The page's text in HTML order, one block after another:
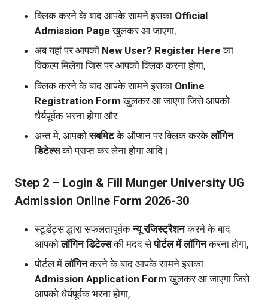
क्लिक करने के बाद आपके सामने इसका Official
Admission Page खुलकर आ जाएगा,
अब यहां पर आपको New User? Register Here का
विकल्प मिलेगा जिस पर आपको क्लिक करना होगा,
क्लिक करने के बाद आपके सामने इसका Online
Registration Form खुलकर आ जाएगा जिसे आपको
धैर्यपूर्वक भरना होगा और
अन्त मे, आपकोसबमिटके ऑप्शन पर क्लिक करकेलॉगिन
डिटेल्सको प्राप्त कर लेना होगा आदि।
Step 2 – Login & Fill Munger University UG
Admission Online Form 2026-30
स्टूडेंट्स द्धारा सफलतापूर्वकन्यू रजिस्ट्रैशनकरने के बाद
आपकोलॉगिन डिटेल्सकी मदद सेपोर्टल में लॉगिनकरना होगा,
पोर्टल मेंलॉगिनकरने के बाद आपके सामने इसका
Admission Application Form खुलकर आ जाएगा जिसे
आपको धैर्यपूर्वक भरना होगा,